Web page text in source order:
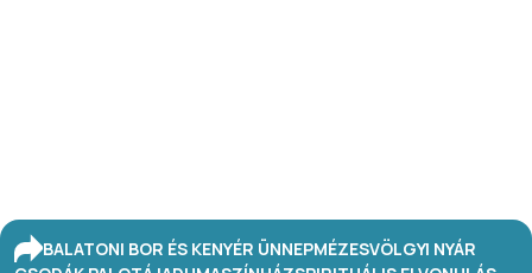
BALATONI BOR ÉS KENYÉR ÜNNEPMÉZESVÖLGYI NYÁR